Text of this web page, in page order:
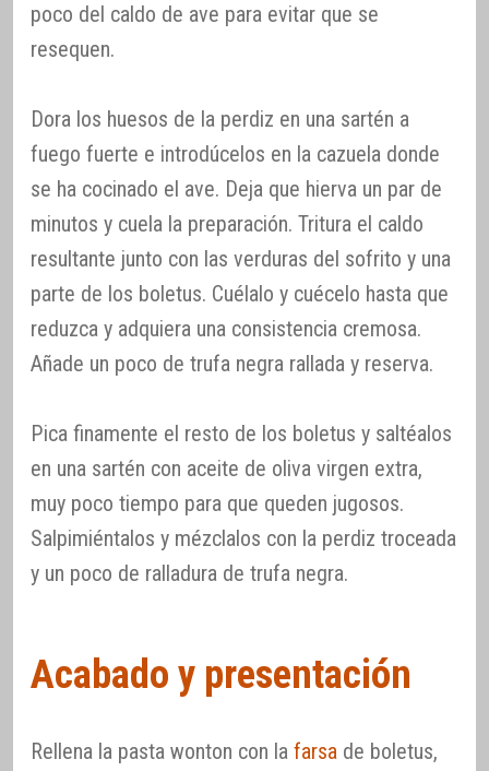
poco del caldo de ave para evitar que se
resequen.
Dora los huesos de la perdiz en una sartén a
fuego fuerte e introdúcelos en la cazuela donde
se ha cocinado el ave. Deja que hierva un par de
minutos y cuela la preparación. Tritura el caldo
resultante junto con las verduras del sofrito y una
parte de los boletus. Cuélalo y cuécelo hasta que
reduzca y adquiera una consistencia cremosa.
Añade un poco de trufa negra rallada y reserva.
Pica finamente el resto de los boletus y saltéalos
en una sartén con aceite de oliva virgen extra,
muy poco tiempo para que queden jugosos.
Salpimiéntalos y mézclalos con la perdiz troceada
y un poco de ralladura de trufa negra.
Acabado y presentación
Rellena la pasta wonton con la farsa de boletus,